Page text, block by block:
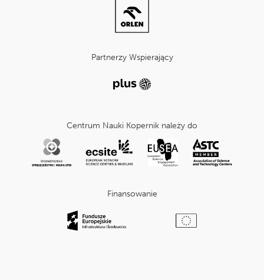
Partnerzy Wspierający
Centrum Nauki Kopernik należy do
Finansowanie